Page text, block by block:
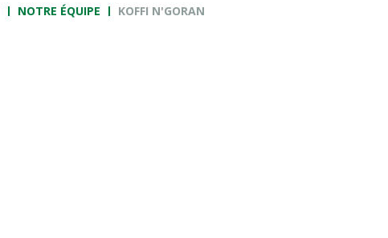
NOTRE ÉQUIPE KOFFI N'GORAN